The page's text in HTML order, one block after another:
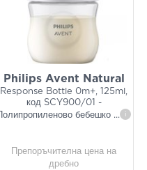
Philips Avent Natural
Response Bottle 0m+, 125ml,
код SCY900/01 -
Полипропиленово бебешко ... i
Препоръчителна цена на
дребно